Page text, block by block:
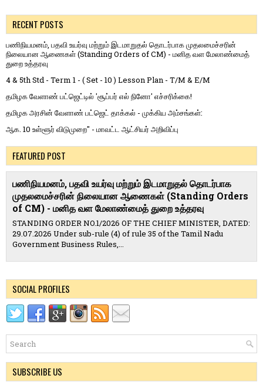
RECENT POSTS
பணிநியமனம், பதவி உயர்வு மற்றும் இடமாறுதல் தொடர்பாக முதலமைச்சரின்
நிலையான ஆணைகள் (Standing Orders of CM) - மனித வள மேலாண்மைத்
துறை உத்தரவு
4 & 5th Std - Term 1 - ( Set - 10 ) Lesson Plan - T/M & E/M
தமிழக வேளாண் பட்ஜெட்டில் 'சூப்பர் எல் நினோ' எச்சரிக்கை!
தமிழக அரசின் வேளாண் பட்ஜெட் தாக்கல் - முக்கிய அம்சங்கள்:
ஆக. 10 உள்ளூர் விடுமுறை" - மாவட்ட ஆட்சியர் அறிவிப்பு
FEATURED POST
பணிநியமனம், பதவி உயர்வு மற்றும் இடமாறுதல் தொடர்பாக
முதலமைச்சரின் நிலையான ஆணைகள் (Standing Orders
of CM) - மனித வள மேலாண்மைத் துறை உத்தரவு
STANDING ORDER NO.1/2026 OF THE CHIEF MINISTER, DATED:
29.07.2026 Under sub-rule (4) of rule 35 of the Tamil Nadu
Government Business Rules,...
SOCIAL PROFILES
SUBSCRIBE US